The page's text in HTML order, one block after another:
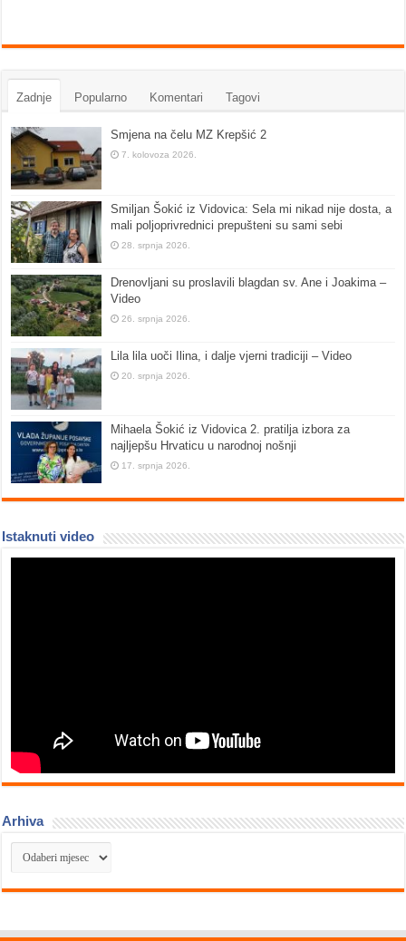
Zadnje Popularno Komentari Tagovi
Smjena na čelu MZ Krepšić 2
7. kolovoza 2026.
Smiljan Šokić iz Vidovica: Sela mi nikad nije dosta, a
mali poljoprivrednici prepušteni su sami sebi
28. srpnja 2026.
Drenovljani su proslavili blagdan sv. Ane i Joakima –
Video
26. srpnja 2026.
Lila lila uoči Ilina, i dalje vjerni tradiciji – Video
20. srpnja 2026.
Mihaela Šokić iz Vidovica 2. pratilja izbora za
najljepšu Hrvaticu u narodnoj nošnji
17. srpnja 2026.
Istaknuti video
Arhiva
Arhiva